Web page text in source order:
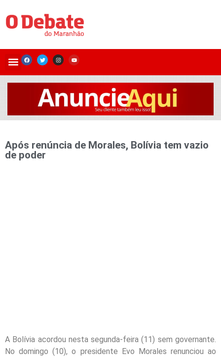
Após renúncia de Morales, Bolívia tem vazio
de poder
A Bolívia acordou nesta segunda-feira (11) sem governante.
No domingo (10), o presidente Evo Morales renunciou ao